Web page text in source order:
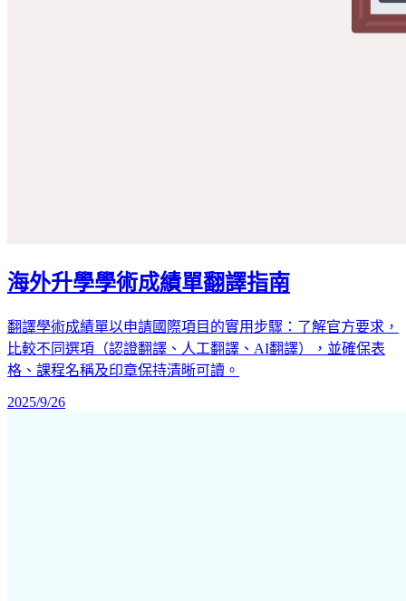
海外升學學術成績單翻譯指南
翻譯學術成績單以申請國際項目的實用步驟：了解官方要求，
比較不同選項（認證翻譯、人工翻譯、AI翻譯），並確保表
格、課程名稱及印章保持清晰可讀。
2025/9/26